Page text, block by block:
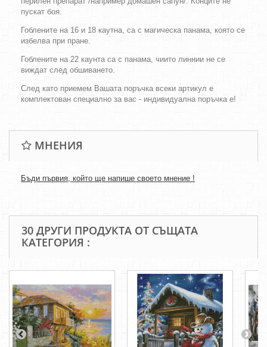
пускат боя.
Гоблените на 16 и 18 каутна, са с магическа панама, която се
избелва при пране.
Гоблените на 22 каунта са с панама, чиито линнии не се
виждат след обшиването.
След като приемем Вашата поръчка всеки артикул е
комплектован специално за вас - индивидуална поръчка е!
МНЕНИЯ
Бъди първия, който ще напише своето мнение !
30 ДРУГИ ПРОДУКТА ОТ СЪЩАТА
КАТЕГОРИЯ :